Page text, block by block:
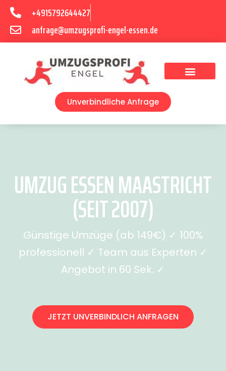
+4915792644427
anfrage@umzugsprofi-engel-essen.de
Unverbindliche Anfrage
UMZUG ESSEN MAASTRICHT
(SEIT 2007)
Günstige Umzüge (ab 149€) ✓ 100%
professionell ✓ Team aus Experten ✓
Angebot in 60 Sek. ✓
JETZT UNVERBINDLICH ANFRAGEN